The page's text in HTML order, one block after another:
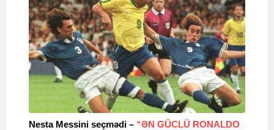
Nesta Messini seçmədi – “ƏN GÜCLÜ RONALDO